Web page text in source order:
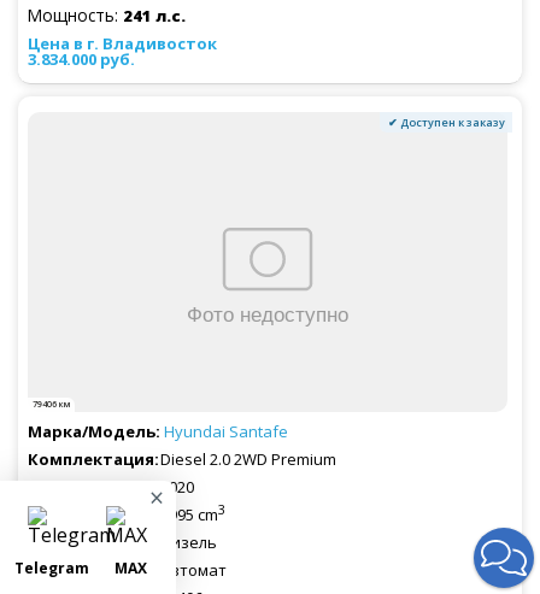
Мощность: 241 л.с.
3.834.000 руб.
✔ Доступен к заказу
79406 км
Hyundai Santafe
Diesel 2.0 2WD Premium
2020
1995 cm3
Дизель
Автомат
×
Telegram MAX